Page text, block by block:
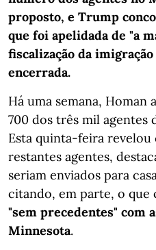
proposto, e Trump
que foi apelidada de "a
fiscalização da
encerrada.
Há uma semana, Homan
700 dos três mil agentes
Esta quinta-feira revelou
restantes agentes,
seriam enviados para
citando, em parte, o que
"sem precedentes" com
Minnesota.